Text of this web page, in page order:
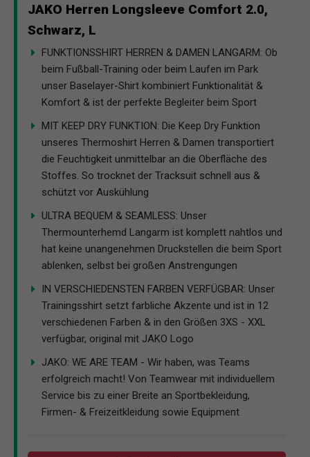
JAKO Herren Longsleeve Comfort 2.0,
Schwarz, L
FUNKTIONSSHIRT HERREN & DAMEN LANGARM: Ob
beim Fußball-Training oder beim Laufen im Park
unser Baselayer-Shirt kombiniert Funktionalität &
Komfort & ist der perfekte Begleiter beim Sport
MIT KEEP DRY FUNKTION: Die Keep Dry Funktion
unseres Thermoshirt Herren & Damen transportiert
die Feuchtigkeit unmittelbar an die Oberfläche des
Stoffes. So trocknet der Tracksuit schnell aus &
schützt vor Auskühlung
ULTRA BEQUEM & SEAMLESS: Unser
Thermounterhemd Langarm ist komplett nahtlos und
hat keine unangenehmen Druckstellen die beim Sport
ablenken, selbst bei großen Anstrengungen
IN VERSCHIEDENSTEN FARBEN VERFÜGBAR: Unser
Trainingsshirt setzt farbliche Akzente und ist in 12
verschiedenen Farben & in den Größen 3XS - XXL
verfügbar, original mit JAKO Logo
JAKO: WE ARE TEAM - Wir haben, was Teams
erfolgreich macht! Von Teamwear mit individuellem
Service bis zu einer Breite an Sportbekleidung,
Firmen- & Freizeitkleidung sowie Equipment